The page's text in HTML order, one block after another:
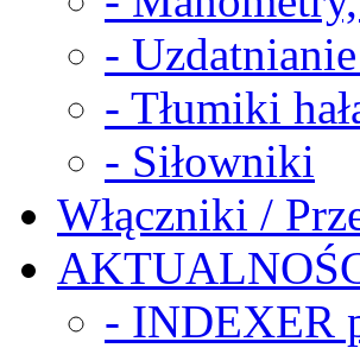
-
- Tłumiki
- Siłowniki
Włączniki /
- INDEXER